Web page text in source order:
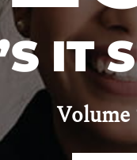
IT
Volume